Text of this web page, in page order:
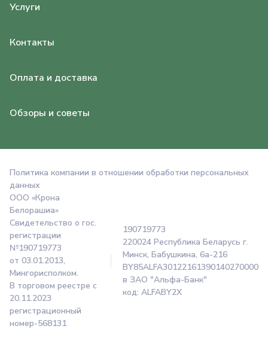
Услуги
Контакты
Оплата и доставка
Обзоры и советы
Политика компании в отношении обработки персональных
данных
OOO «Крона
Белорашиа»
Свидетельство о гос.
регистрации
№190719773
от 03.01.2013,
Мингорисполком.
В торговом реестре с
20.11.2023
регистрационный
номер-568131
190719773
220024 Республика Беларусь г.
Минск, Бабушкина, 6а-216
BY85ALFA30122161390140270000
в ЗАО "Альфа-Банк"
код: ALFABY2X